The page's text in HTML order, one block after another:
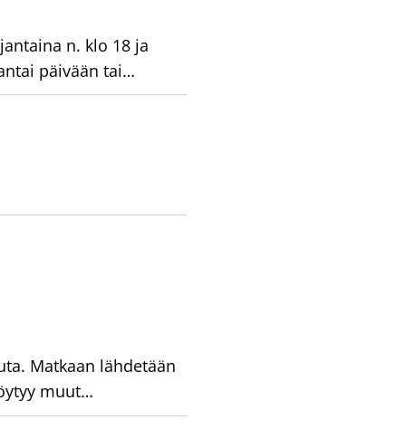
n. klo 18 ja
päivään tai…
Matkaan lähdetään
muut…